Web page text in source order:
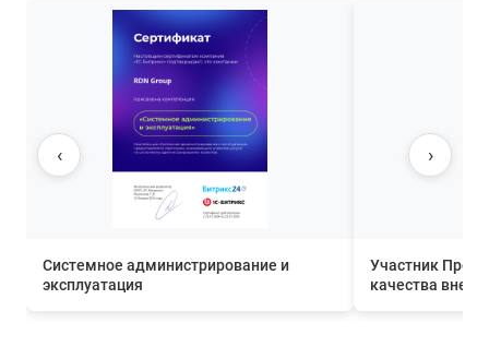
Системное администрирование и
эксплуатация
Участник
качества
‹ ›